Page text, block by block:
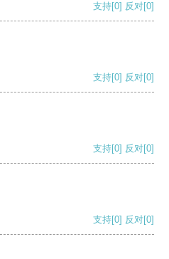
支持[0] 反对[0]
支持[0] 反对[0]
支持[0] 反对[0]
支持[0] 反对[0]